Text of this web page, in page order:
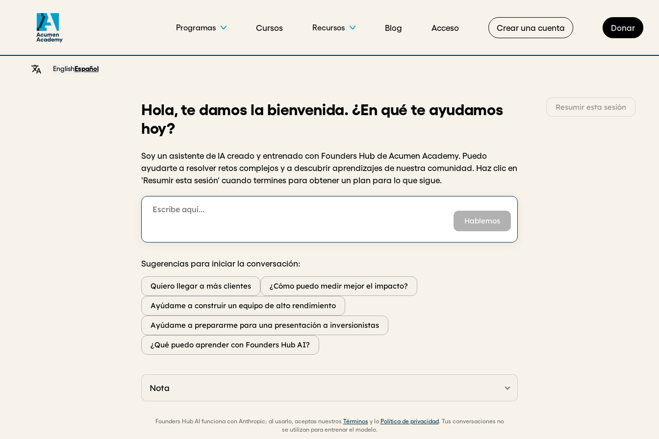
Programas Cursos Recursos Blog Acceso Crear una cuenta Donar
EnglishEspañol
Resumir esta sesión
Hola, te damos la bienvenida. ¿En qué te ayudamos
hoy?
Soy un asistente de IA creado y entrenado con Founders Hub de Acumen Academy. Puedo
ayudarte a resolver retos complejos y a descubrir aprendizajes de nuestra comunidad. Haz clic en
'Resumir esta sesión' cuando termines para obtener un plan para lo que sigue.
Hablemos
Sugerencias para iniciar la conversación:
Quiero llegar a más clientes ¿Cómo puedo medir mejor el impacto?
Ayúdame a construir un equipo de alto rendimiento
Ayúdame a prepararme para una presentación a inversionistas
¿Qué puedo aprender con Founders Hub AI?
Nota
Founders Hub AI funciona con Anthropic; al usarlo, aceptas nuestros Términos y la Política de privacidad. Tus conversaciones no
se utilizan para entrenar el modelo.